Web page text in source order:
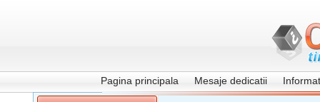
Pagina principala Mesaje dedicatii